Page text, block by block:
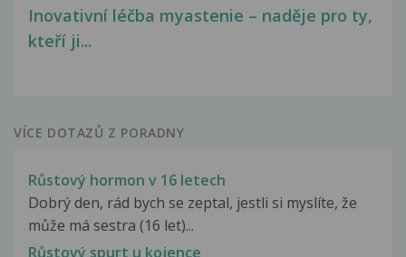
Inovativní léčba myastenie – naděje pro ty,
kteří ji...
VÍCE DOTAZŮ Z PORADNY
Růstový hormon v 16 letech
Dobrý den, rád bych se zeptal, jestli si myslíte, že
může má sestra (16 let)...
Růstový spurt u kojence